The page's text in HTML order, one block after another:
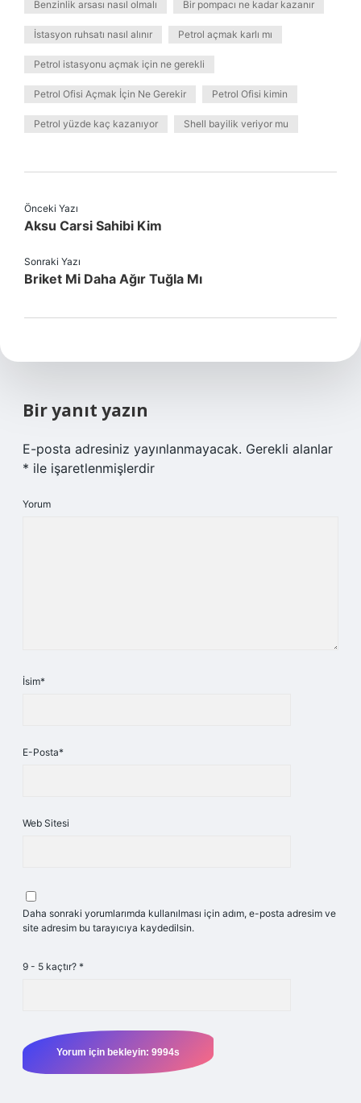
Benzinlik arsası nasıl olmalı Bir pompacı ne kadar kazanır
İstasyon ruhsatı nasıl alınır Petrol açmak karlı mı
Petrol istasyonu açmak için ne gerekli
Petrol Ofisi Açmak İçin Ne Gerekir Petrol Ofisi kimin
Petrol yüzde kaç kazanıyor Shell bayilik veriyor mu
Önceki Yazı
Aksu Carsi Sahibi Kim
Sonraki Yazı
Briket Mi Daha Ağır Tuğla Mı
Bir yanıt yazın
E-posta adresiniz yayınlanmayacak. Gerekli alanlar
* ile işaretlenmişlerdir
Yorum
İsim*
E-Posta*
Web Sitesi
Daha sonraki yorumlarımda kullanılması için adım, e-posta adresim ve
site adresim bu tarayıcıya kaydedilsin.
9 - 5 kaçtır? *